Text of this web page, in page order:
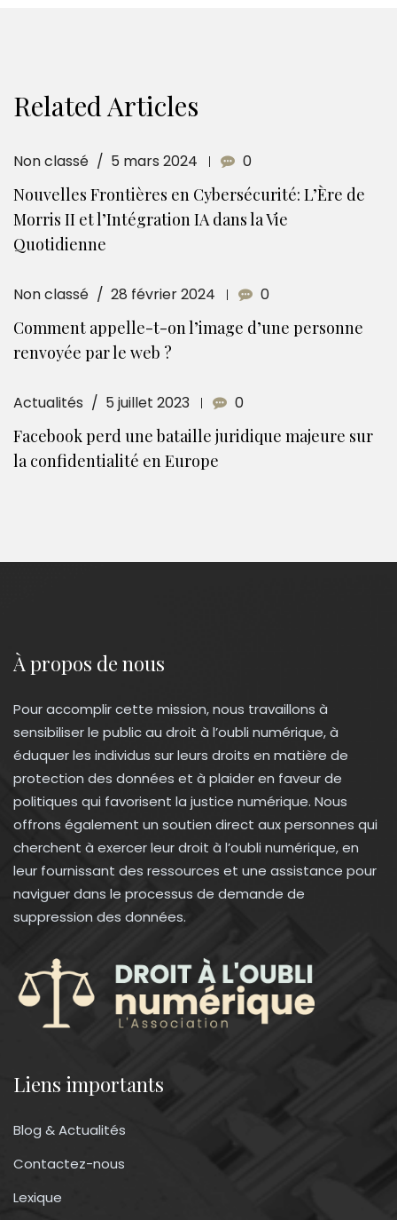
Related Articles
Non classé 5 mars 2024 0
Nouvelles Frontières en Cybersécurité: L’Ère de
Morris II et l’Intégration IA dans la Vie
Quotidienne
Non classé 28 février 2024 0
Comment appelle-t-on l’image d’une personne
renvoyée par le web ?
Actualités 5 juillet 2023 0
Facebook perd une bataille juridique majeure sur
la confidentialité en Europe
À propos de nous
Pour accomplir cette mission, nous travaillons à
sensibiliser le public au droit à l’oubli numérique, à
éduquer les individus sur leurs droits en matière de
protection des données et à plaider en faveur de
politiques qui favorisent la justice numérique. Nous
offrons également un soutien direct aux personnes qui
cherchent à exercer leur droit à l’oubli numérique, en
leur fournissant des ressources et une assistance pour
naviguer dans le processus de demande de
suppression des données.
Liens importants
Blog & Actualités
Contactez-nous
Lexique